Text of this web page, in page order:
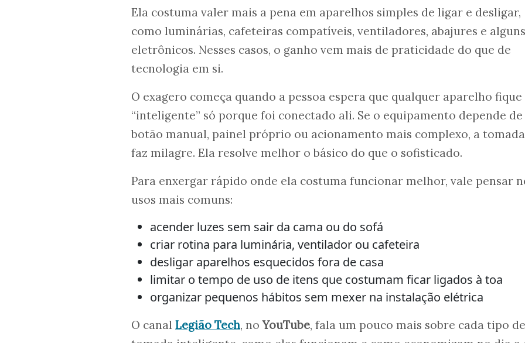
Ela costuma valer mais a pena em aparelhos simples de ligar e desligar,
como luminárias, cafeteiras compatíveis, ventiladores, abajures e alguns
eletrônicos. Nesses casos, o ganho vem mais de praticidade do que de
tecnologia em si.
O exagero começa quando a pessoa espera que qualquer aparelho fique
“inteligente” só porque foi conectado ali. Se o equipamento depende de
botão manual, painel próprio ou acionamento mais complexo, a
faz milagre. Ela resolve melhor o básico do que o sofisticado.
Para enxergar rápido onde ela costuma funcionar melhor, vale pensar
usos mais comuns:
acender luzes sem sair da cama ou do sofá
criar rotina para luminária, ventilador ou cafeteira
desligar aparelhos esquecidos fora de casa
limitar o tempo de uso de itens que costumam ficar ligados à toa
organizar pequenos hábitos sem mexer na instalação elétrica
O canal Legião Tech, noYouTube, fala um pouco mais sobre cada tipo de